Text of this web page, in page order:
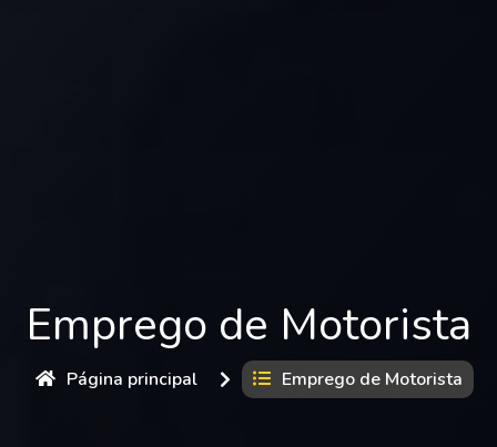
Emprego de Motorista
Página principal Emprego de Motorista